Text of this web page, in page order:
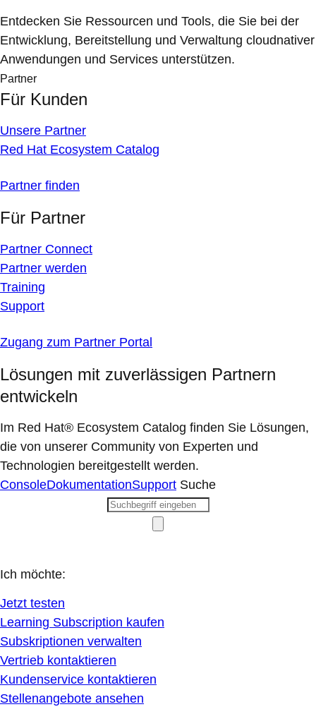
Entdecken Sie Ressourcen und Tools, die Sie bei der
Entwicklung, Bereitstellung und Verwaltung cloudnativer
Anwendungen und Services unterstützen.
Partner
Für Kunden
Unsere Partner
Red Hat Ecosystem Catalog
Partner finden
Für Partner
Partner Connect
Partner werden
Training
Support
Zugang zum Partner Portal
Lösungen mit zuverlässigen Partnern
entwickeln
Im Red Hat® Ecosystem Catalog finden Sie Lösungen,
die von unserer Community von Experten und
Technologien bereitgestellt werden.
ConsoleDokumentationSupport Suche
Ich möchte:
Jetzt testen
Learning Subscription kaufen
Subskriptionen verwalten
Vertrieb kontaktieren
Kundenservice kontaktieren
Stellenangebote ansehen